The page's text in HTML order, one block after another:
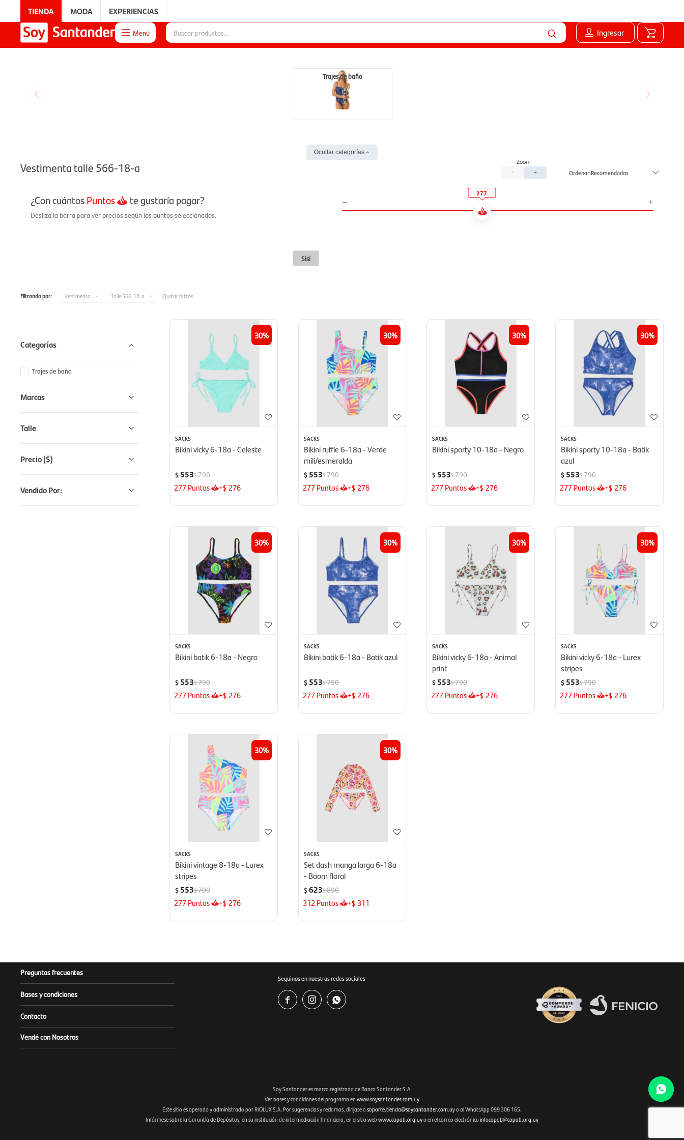
TIENDA MODA EXPERIENCIAS
 Menú Ingresar
Trajes de baño
Ocultar categorías
Vestimenta talle 566-18-a - + Recomendados
¿Con cuántosPuntos te gustaría pagar?
Desliza la barra para ver precios según los puntos seleccionados.
- +
277
Sisi
Filtrando por: Vestimenta Talle 566-18-a Quitar filtros
30
SACKS
Bikini vicky 6-18a - Celeste
$ 553$790
277Puntos +$ 276
30
SACKS
Bikini ruffle 6-18a - Verde
mili/esmeralda
$ 553$790
277Puntos +$ 276
30
SACKS
Bikini sporty 10-18a - Negro
$ 553$790
277Puntos +$ 276
30
SACKS
Bikini sporty 10-18a - Batik
azul
$ 553$790
277Puntos +$ 276
30
SACKS
Bikini batik 6-18a - Negro
$ 553$790
277Puntos +$ 276
30
SACKS
Bikini batik 6-18a - Batik azul
$ 553$790
277Puntos +$ 276
30
SACKS
Bikini vicky 6-18a - Animal
print
$ 553$790
277Puntos +$ 276
30
SACKS
Bikini vicky 6-18a - Lurex
stripes
$ 553$790
277Puntos +$ 276
30
SACKS
Bikini vintage 8-18a - Lurex
stripes
$ 553$790
277Puntos +$ 276
30
SACKS
Set dash manga larga 6-18a
- Boom floral
$623$890
312 Puntos +$ 311
Categorías
Trajes de baño
Marcas
Talle
Precio($)
Vendido Por:
Preguntas frecuentes
Bases y condiciones
Contacto
Vendé con Nosotros
Seguinos en nuestras redes sociales
  
Fenicio eCommerce Uruguay
Soy Santander es marca registrada de Banco Santander S.A.
Ver bases y condiciones del programa en www.soysantander.com.uy
Este sitio es operado y administrado por RIOLUX S.A. Por sugerencias y reclamos, diríjase a soporte.tienda@soysantander.com.uyo al WhatsApp 099 306 165.
Infórmese sobre la Garantía de Depósitos, en su institución de intermediación financiera, en el sitio webwww.copab.org.uyo en el correo electrónicoinfocopab@copab.org.uy